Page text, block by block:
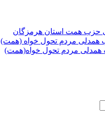
حزب همت استان هرمزگان
همدلی مردم تحول خواه (همت)
همدلی مردم تحول خواه(همت)